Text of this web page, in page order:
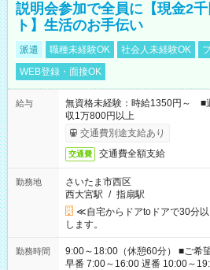
説明会参加で全員に【現金2
ト】生活のお手伝い
派遣 職種未経験OK 社会人未経験OK
WEB登録・面接OK
給与
無資格未経験：時給1350円～
収1万800円以上
交通費別途支給あり
交通費 交通費全額支給
勤務地
さいたま市西区
西大宮駅 / 指扇駅
≪自宅からドアtoドアで30分
します。
勤務時間
9:00～18:00（休憩60分） ■ご希望があれば下記シフトもOK！
早番 7:00～16:00 遅番 10:00～19:00 「家族と休みを合